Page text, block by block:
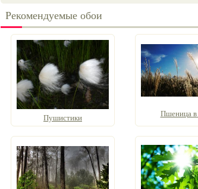
Рекомендуемые обои
Пушистики Пшеница в